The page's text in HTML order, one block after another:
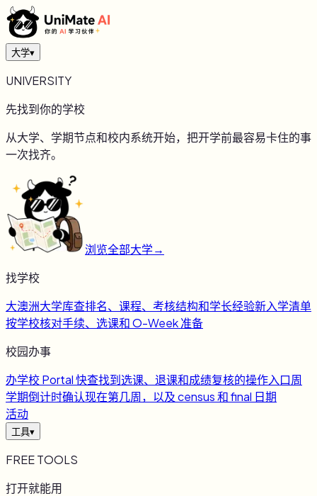
大学▾
UNIVERSITY
先找到你的学校
从大学、学期节点和校内系统开始，把开学前最容易卡住的事
一次找齐。
浏览全部大学→
找学校
大澳洲大学库查排名、课程、考核结构和学长经验新入学清单
按学校核对手续、选课和 O-Week 准备
校园办事
办学校 Portal 快查找到选课、退课和成绩复核的操作入口周
学期倒计时确认现在第几周，以及 census 和 final 日期
活动
工具▾
FREE TOOLS
打开就能用